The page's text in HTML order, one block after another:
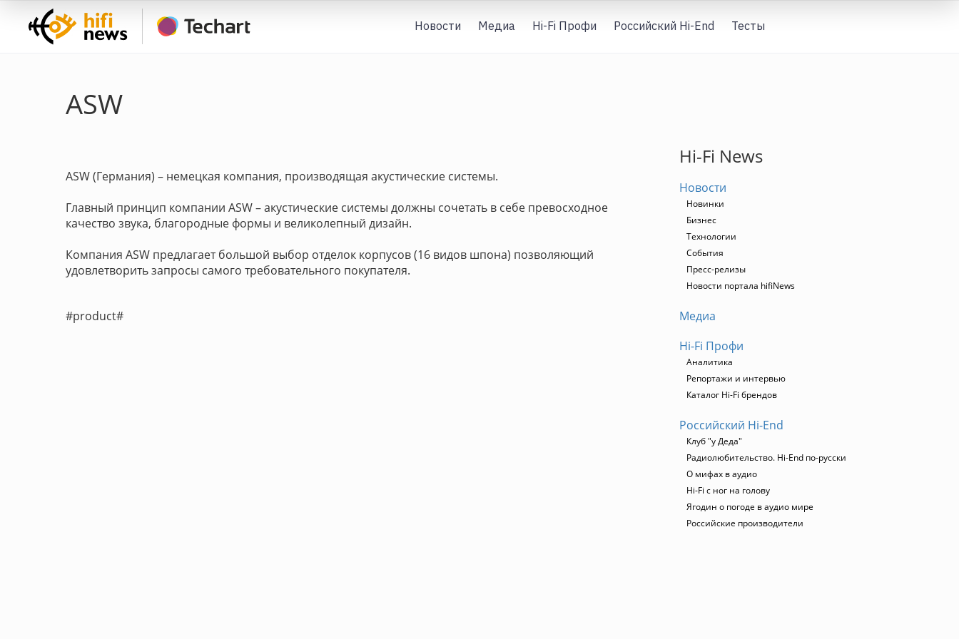
Новости Медиа Hi-Fi Профи Российский Hi-End Тесты
ASW
ASW (Германия) – немецкая компания, производящая акустические системы.
Главный принцип компании ASW – акустические системы должны сочетать в себе превосходное
качество звука, благородные формы и великолепный дизайн.
Компания ASW предлагает большой выбор отделок корпусов (16 видов шпона) позволяющий
удовлетворить запросы самого требовательного покупателя.
#product#
Hi-Fi News
Новости
Новинки
Бизнес
Технологии
События
Пресс-релизы
Новости портала hifiNews
Медиа
Hi-Fi Профи
Аналитика
Репортажи и интервью
Каталог Hi-Fi брендов
Российский Hi-End
Клуб "у Деда"
Радиолюбительство. Hi-End по-русски
О мифах в аудио
Hi-Fi с ног на голову
Ягодин о погоде в аудио мире
Российские производители